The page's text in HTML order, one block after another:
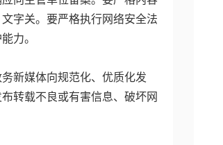
字关。要严格执行网络安全法
力。
新媒体向规范化、优质化发
转载不良或有害信息、破坏网